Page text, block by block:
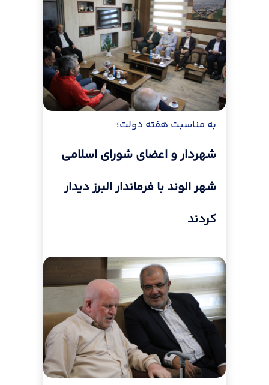
به مناسبت هفته دولت؛
شهردار و اعضای شورای اسلامی
شهر الوند با فرماندار البرز دیدار
کردند